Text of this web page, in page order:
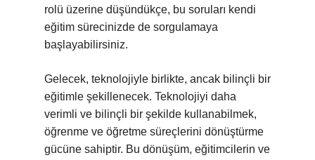
rolü üzerine düşündükçe, bu soruları kendi
eğitim sürecinizde de sorgulamaya
başlayabilirsiniz.
Gelecek, teknolojiyle birlikte, ancak bilinçli bir
eğitimle şekillenecek. Teknolojiyi daha
verimli ve bilinçli bir şekilde kullanabilmek,
öğrenme ve öğretme süreçlerini dönüştürme
gücüne sahiptir. Bu dönüşüm, eğitimcilerin ve